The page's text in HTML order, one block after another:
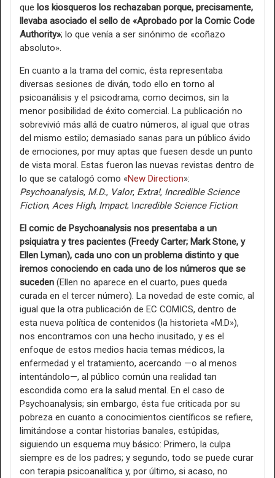
que los kiosqueros los rechazaban porque, precisamente,
llevaba asociado el sello de «Aprobado por la Comic Code
Authority»; lo que venía a ser sinónimo de «coñazo
absoluto».
En cuanto a la trama del comic, ésta representaba
diversas sesiones de diván, todo ello en torno al
psicoanálisis y el psicodrama, como decimos, sin la
menor posibilidad de éxito comercial. La publicación no
sobrevivió más allá de cuatro números, al igual que otras
del mismo estilo; demasiado sanas para un público ávido
de emociones, por muy aptas que fuesen desde un punto
de vista moral. Estas fueron las nuevas revistas dentro de
lo que se catalogó como «New Direction»:
Psychoanalysis, M.D., Valor, Extra!, Incredible Science
Fiction, Aces High, Impact; Incredible Science Fiction.
El comic de Psychoanalysis nos presentaba a un
psiquiatra y tres pacientes (Freedy Carter; Mark Stone, y
Ellen Lyman), cada uno con un problema distinto y que
iremos conociendo en cada uno de los números que se
suceden (Ellen no aparece en el cuarto, pues queda
curada en el tercer número). La novedad de este comic, al
igual que la otra publicación de EC COMICS, dentro de
esta nueva política de contenidos (la historieta «M.D»),
nos encontramos con una hecho inusitado, y es el
enfoque de estos medios hacia temas médicos, la
enfermedad y el tratamiento, acercando —o al menos
intentándolo—, al público común una realidad tan
escondida como era la salud mental. En el caso de
Psychoanalysis; sin embargo, ésta fue criticada por su
pobreza en cuanto a conocimientos científicos se refiere,
limitándose a contar historias banales, estúpidas,
siguiendo un esquema muy básico: Primero, la culpa
siempre es de los padres; y segundo, todo se puede curar
con terapia psicoanalítica y, por último, si acaso, no